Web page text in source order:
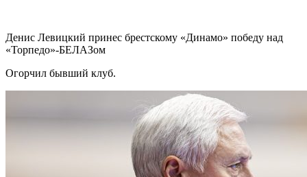
Денис Левицкий принес брестскому «Динамо» победу над
«Торпедо»-БЕЛАЗом
Огорчил бывший клуб.